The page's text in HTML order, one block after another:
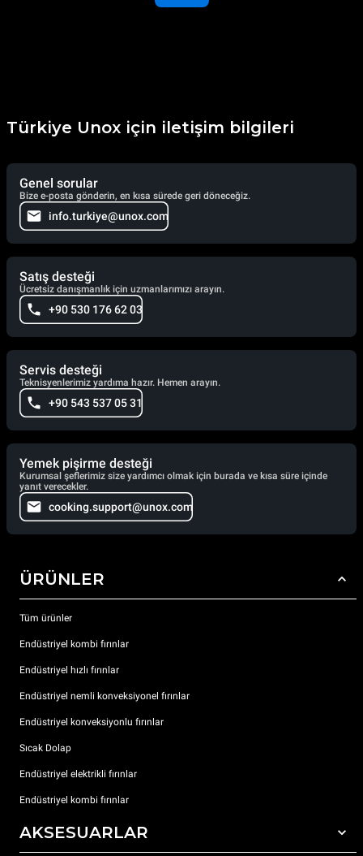
Türkiye Unox için iletişim bilgileri
Genel sorular
Bize e-posta gönderin, en kısa sürede geri döneceğiz.
info.turkiye@unox.com
Satış desteği
Ücretsiz danışmanlık için uzmanlarımızı arayın.
+90 530 176 62 03
Servis desteği
Teknisyenlerimiz yardıma hazır. Hemen arayın.
+90 543 537 05 31
Yemek pişirme desteği
Kurumsal şeflerimiz size yardımcı olmak için burada ve kısa süre içinde
yanıt verecekler.
cooking.support@unox.com
ÜRÜNLER
Tüm ürünler
Endüstriyel kombi fırınlar
Endüstriyel hızlı fırınlar
Endüstriyel nemli konveksiyonel fırınlar
Endüstriyel konveksiyonlu fırınlar
Sıcak Dolap
Endüstriyel elektrikli fırınlar
Endüstriyel kombi fırınlar
AKSESUARLAR